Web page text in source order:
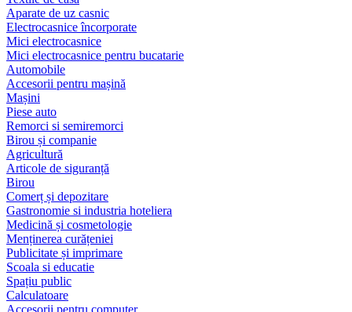
Aparate de uz casnic
Electrocasnice încorporate
Mici electrocasnice
Mici electrocasnice pentru bucatarie
Automobile
Accesorii pentru mașină
Mașini
Piese auto
Remorci si semiremorci
Birou și companie
Agricultură
Articole de siguranță
Birou
Comerț și depozitare
Gastronomie si industria hoteliera
Medicină și cosmetologie
Menținerea curățeniei
Publicitate și imprimare
Scoala si educatie
Spațiu public
Calculatoare
Accesorii pentru computer